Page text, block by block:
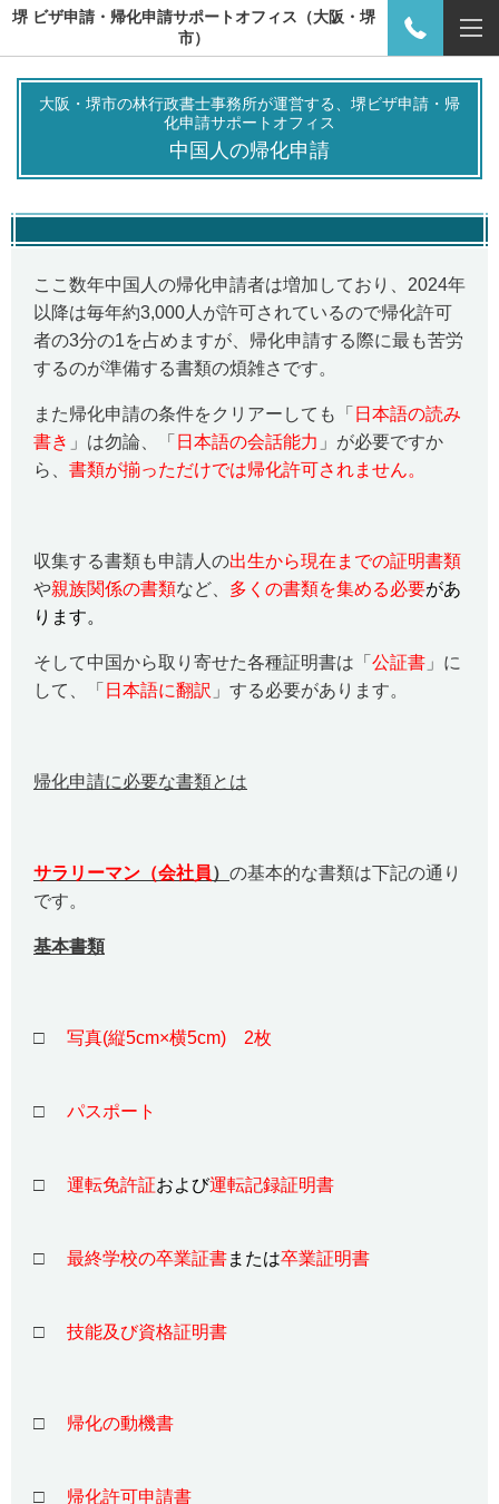
堺 ビザ申請・帰化申請サポートオフィス（大阪・堺
市）
大阪・堺市の林行政書士事務所が運営する、堺ビザ申請・帰
化申請サポートオフィス
中国人の帰化申請
ここ数年中国人の帰化申請者は増加しており、2024年
以降は毎年約3,000人が許可されているので帰化許可
者の3分の1を占めますが、帰化申請する際に最も苦労
するのが準備する書類の煩雑さです。
また帰化申請の条件をクリアーしても「 日本語の読み
書き 」は勿論、「 日本語の会話能力 」が必要ですか
ら、 書類が揃っただけでは帰化許可されません。
収集する書類も申請人の出生から現在までの証明書類
や親族関係の書類など、 多くの書類を集める必要があ
ります。
そして中国から取り寄せた各種証明書は「 公証書 」に
して、「 日本語に翻訳 」する必要があります。
帰化申請に必要な書類とは
サラリーマン（会社員） の基本的な書類は下記の通り
です。
基本書類
□ 写真(縦5cm×横5cm) 2枚
□ パスポート
□ 運転免許証および運転記録証明書
□ 最終学校の卒業証書または卒業証明書
□ 技能及び資格証明書
□ 帰化の動機書
□ 帰化許可申請書